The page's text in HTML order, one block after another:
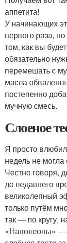
аппетита!
У начинающих
первого раза,
том, как вы
обязательно
перемешать с
масла
постепенно
мучную смесь.
Слоеное
Я просто
недель не могла
Честно говоря,
до недавнего
великолепный
только путём
так — по кругу,
«Наполеоны» —